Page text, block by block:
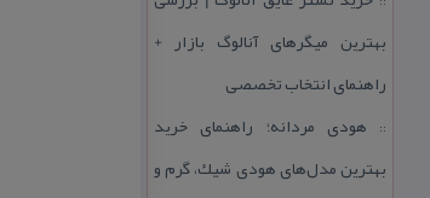
بهترین میگرهای آنالوگ بازار +
راهنمای انتخاب تخصصی
:: هودی مردانه؛ راهنمای خرید
بهترین مدل‌های هودی شیك، گرم و